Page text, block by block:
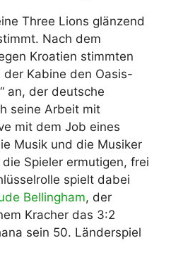
Three Lions glänzend
Nach dem
Kroatien stimmten
der Kabine den Oasis-
an, der deutsche
seine Arbeit mit
mit dem Job eines
Musik und die Musiker
Spieler ermutigen, frei
spielt dabei
Bellingham, der
Kracher das 3:2
sein 50. Länderspiel